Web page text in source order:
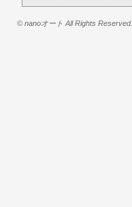
© nanoオート All Rights Reserved.